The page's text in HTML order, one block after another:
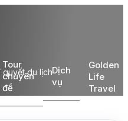
Tour
chuyên
đề
Dịch
vụ
Golden
Life
Travel
quyết du lịch